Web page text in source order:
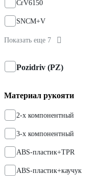
CrV6150
SNCM+V
Показать еще 7
Pozidriv (PZ)
Материал рукояти
2-х компонентный
3-х компонентный
ABS-пластик+TPR
ABS-пластик+каучук